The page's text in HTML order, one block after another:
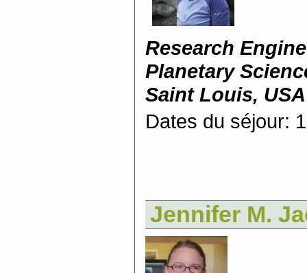
Research
Planetary
Saint Louis, USA
Dates du séjour:
Jennifer M.